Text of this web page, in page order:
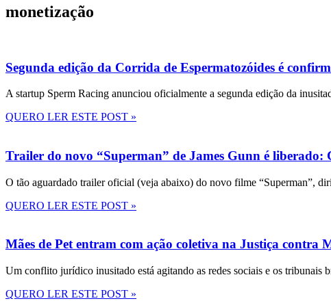
monetização
Segunda edição da Corrida de Espermatozóides é
A startup Sperm Racing anunciou oficialmente a segunda edição da
QUERO LER ESTE POST »
Trailer do novo “Superman” de James Gunn é liberado:
O tão aguardado trailer oficial (veja abaixo) do novo filme “Superman”,
QUERO LER ESTE POST »
Mães de Pet entram com ação coletiva na Justiça contra
Um conflito jurídico inusitado está agitando as redes sociais e os tribunais
QUERO LER ESTE POST »